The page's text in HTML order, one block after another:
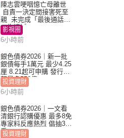
陳志雲哽咽憶亡母離世
自責一決定間接害死至
親 未完成「最後通話」
一生遺憾
影視圈
6小時前
銀色債券2026｜新一批
銀債每手1萬元 最少4.25
厘 8.21起可申購 發行金
額最多550億
投資理財
6小時前
銀色債券2026｜一文看
清銀行認購優惠 最多8免
專家料反應熱烈 倡抽30
手
投資理財